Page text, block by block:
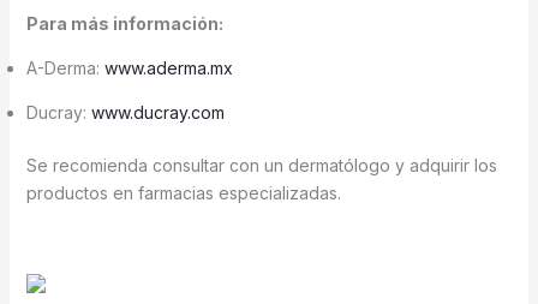
Para más información:
A-Derma: www.aderma.mx
Ducray: www.ducray.com
Se recomienda consultar con un dermatólogo y adquirir los
productos en farmacias especializadas.